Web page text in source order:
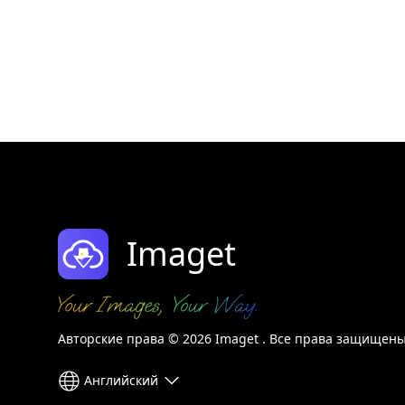
Imaget
Авторские права © 2026 Imaget . Все права
Английский